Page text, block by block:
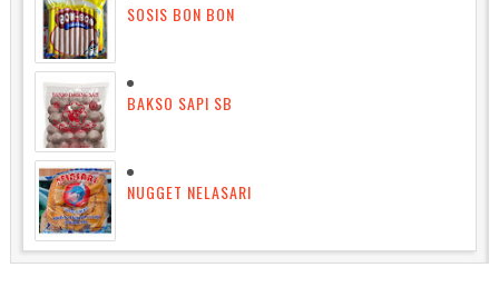
SOSIS BON BON
BAKSO SAPI SB
NUGGET NELASARI